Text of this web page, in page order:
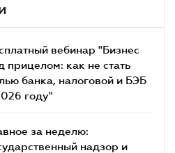
вебинар "Бизнес
прицелом: как не стать
банка, налоговой и БЭБ
году"
за неделю:
надзор и